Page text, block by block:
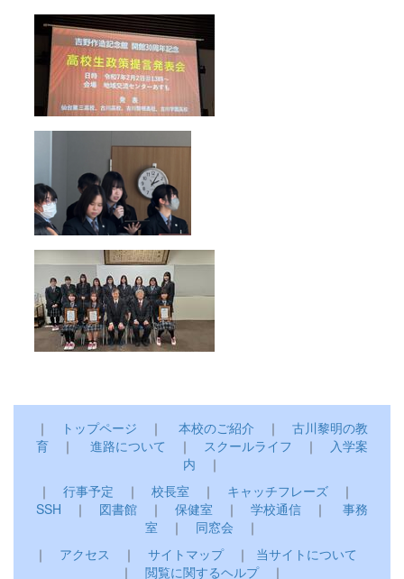
｜ トップページ ｜ 本校のご紹介 ｜ 古川黎明の教
育 ｜ 進路について ｜ スクールライフ ｜ 入学案
内 ｜
｜ 行事予定 ｜ 校長室 ｜ キャッチフレーズ ｜
SSH ｜ 図書館 ｜ 保健室 ｜ 学校通信 ｜ 事務
室 ｜ 同窓会 ｜
｜ アクセス ｜ サイトマップ｜ 当サイトについて
｜ 閲覧に関するヘルプ｜